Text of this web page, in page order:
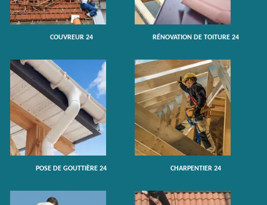
COUVREUR 24 RÉNOVATION DE TOITURE 24
POSE DE GOUTTIÈRE 24 CHARPENTIER 24